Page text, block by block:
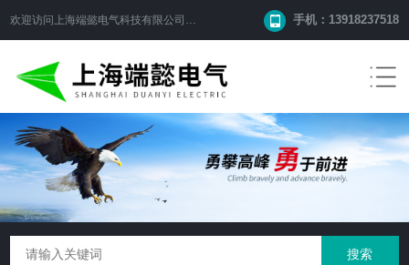
欢迎访问 上海端懿电气科技有限公司 网站！ 手机：13918237518